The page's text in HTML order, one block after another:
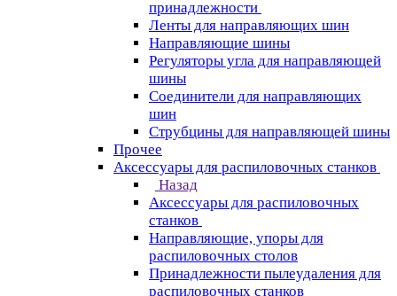
принадлежности
Ленты для направляющих шин
Направляющие шины
Регуляторы угла для направляющей
шины
Соединители для направляющих
шин
Струбцины для направляющей шины
Прочее
Аксессуары для распиловочных станков
Назад
Аксессуары для распиловочных
станков
Направляющие, упоры для
распиловочных столов
Принадлежности пылеудаления для
распиловочных станков